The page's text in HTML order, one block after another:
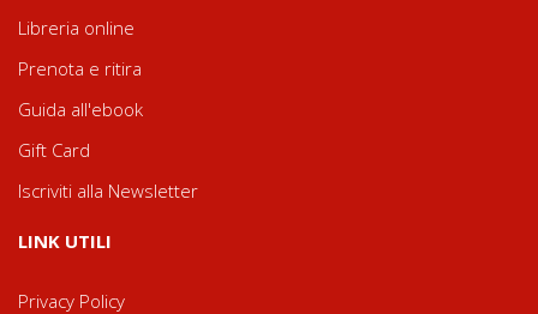
Libreria online
Prenota e ritira
Guida all'ebook
Gift Card
Iscriviti alla Newsletter
LINK UTILI
Privacy Policy